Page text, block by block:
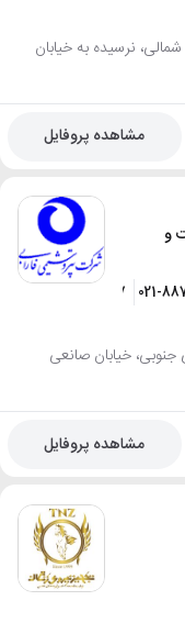
شمالی، نرسیده به خیابان
مشاهده پروفایل
و
021-
021-88776476~7
گاندی جنوبی، خیابان صانعی
مشاهده پروفایل